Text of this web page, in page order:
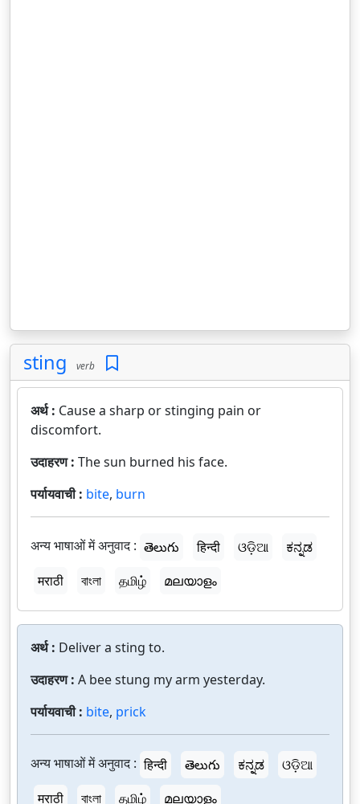
sting verb
अर्थ : Cause a sharp or stinging pain or
discomfort.
उदाहरण : The sun burned his face.
पर्यायवाची : bite, burn
अन्य भाषाओं में अनुवाद : తెలుగు हिन्दी ଓଡ଼ିଆ
ಕನ್ನಡ
मराठी
বাংলা தமிழ் മലയാളം
अर्थ : Deliver a sting to.
उदाहरण : A bee stung my arm yesterday.
पर्यायवाची : bite, prick
अन्य भाषाओं में अनुवाद : हिन्दी తెలుగు ಕನ್ನಡ
ଓଡ଼ିଆ
मराठी
বাংলা தமிழ் മലയാളം